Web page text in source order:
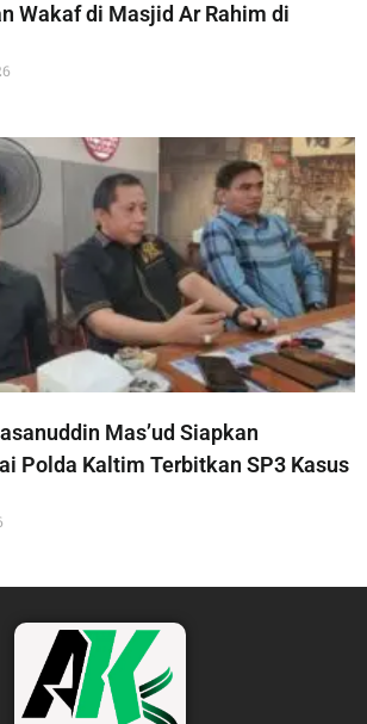
Wakaf di Masjid Ar Rahim di
Mas’ud Siapkan
Polda Kaltim Terbitkan SP3 Kasus